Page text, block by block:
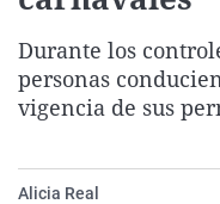
Durante los
personas
vigencia de sus
Alicia Real